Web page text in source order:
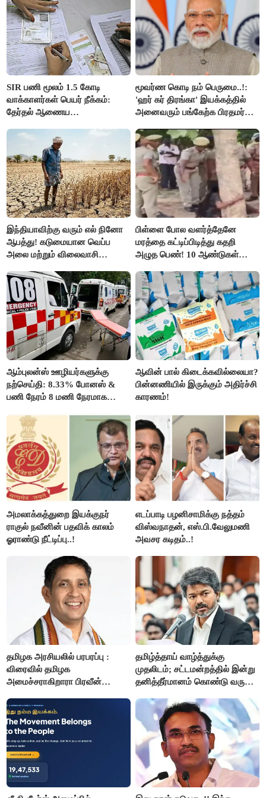
SIR பணி மூலம் 1.5 கோடி
வாக்காளர்கள் பெயர் நீக்கம்:
தேர்தல் ஆணைய
மூவர்ண கொடி நம் பெருமை..!:
'ஹர் கர் திரங்கா' இயக்கத்தில்
அனைவரும் பங்கேற்க பிரதமர்
இந்தியாவிற்கு வரும் எல் நினோ
ஆபத்து! கடுமையான வெப்ப
அலை மற்றும் விலைவாசி
பிள்ளை போல வளர்த்தேனே
மரத்தை கட்டிப்பிடித்து கதறி
அழுத பெண்! 10 ஆண்டுகள்
வெட்டி சாய்ப்பு..!
ஆம்புலன்ஸ் ஊழியர்களுக்கு
நற்செய்தி: 8.33% போனஸ் &
பணி நேரம் 8 மணி நேரமாக
ஆவின் பால் கிடைக்கவில்லையா?
பின்னணியில் இருக்கும் அதிர்ச்சி
காரணம்!
அமலாக்கத்துறை இயக்குநர்
ராகுல் நவீனின் பதவிக் காலம்
ஓராண்டு நீட்டிப்பு..!
எடப்பாடி பழனிசாமிக்கு நத்தம்
விஸ்வநாதன், எஸ்.பி.வேலுமணி
அவசர கடிதம்..!
தமிழக அரசியலில் பரபரப்பு :
விரைவில் தமிழக
அமைச்சராகிறாரா பிரவீன்
தமிழ்த்தாய் வாழ்த்துக்கு
முதலிடம்; சட்டமன்றத்தில் இன்று
தனித்தீர்மானம் கொண்டு வரும்